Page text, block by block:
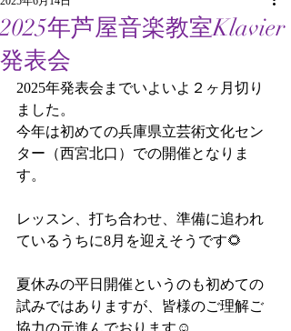
2025年芦屋音楽教室Klavier
発表会
2025年発表会までいよいよ２ヶ月切り
ました。
今年は初めての兵庫県立芸術文化セン
ター（西宮北口）での開催となりま
す。
レッスン、打ち合わせ、準備に追われ
ているうちに8月を迎えそうです🌻
夏休みの平日開催というのも初めての
試みではありますが、皆様のご理解ご
協力の元進んでおります☺️